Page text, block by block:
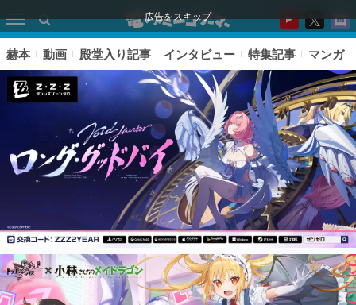
広告をスキップ
ピックアップ
赫本 動画 殿堂入り記事 インタビュー 特集記事 マンガ